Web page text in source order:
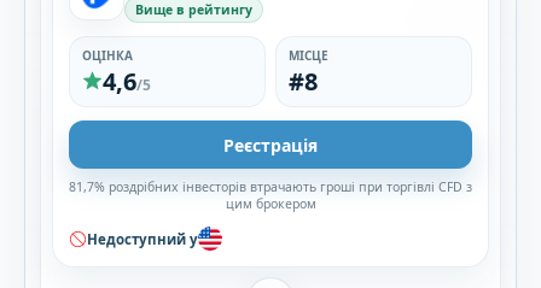
Вище в рейтингу
ОЦІНКА
4,6/5
МІСЦЕ
#8
Реєстрація
81,7% роздрібних інвесторів втрачають гроші при торгівлі CFD з
цим брокером
Недоступний у